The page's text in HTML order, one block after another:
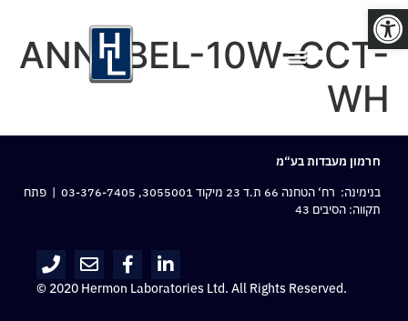
פתח סרגל נגישות
ANNABEL-10W-CCT-
WH
חרמון מעבדות בע“מ
בנימינה: רח‘ הטחנה 66 ת.ד 23 מיקוד 3055001,
03-376-7405 | פתח
תקווה: הסיבים 43
© 2020 Hermon Laboratories Ltd. All Rights Reserved.